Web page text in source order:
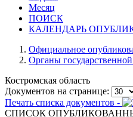
Месяц
ПОИСК
КАЛЕНДАРЬ
Официальное
Органы
Костромская область
Документов на странице:
Печать списка документов -
СПИСОК